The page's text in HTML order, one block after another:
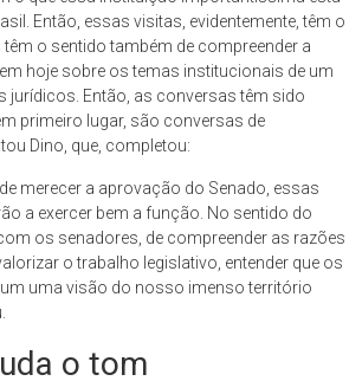
Então, essas visitas, evidentemente, têm o
o sentido também de compreender a
hoje sobre os temas institucionais de um
jurídicos. Então, as conversas têm sido
primeiro lugar, são conversas de
Dino, que, completou:
de merecer a aprovação do Senado, essas
a exercer bem a função. No sentido do
os senadores, de compreender as razões
o trabalho legislativo, entender que os
uma visão do nosso imenso território
o tom